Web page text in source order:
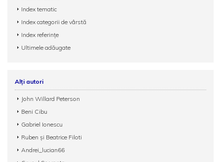
Index tematic
Index categorii de vârstă
Index referințe
Ultimele adăugate
Alți autori
John Willard Peterson
Beni Cibu
Gabriel Ionescu
Ruben şi Beatrice Filoti
Andrei_lucian66